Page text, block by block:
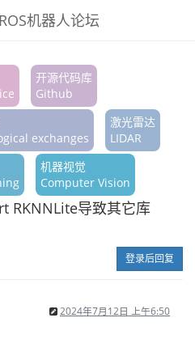
机器人论坛
开源代码库
Github
exchanges
激光雷达
LIDAR
机器视觉
Computer Vision
导致其它库
登录后回复
2024年7月12日 上午6:50